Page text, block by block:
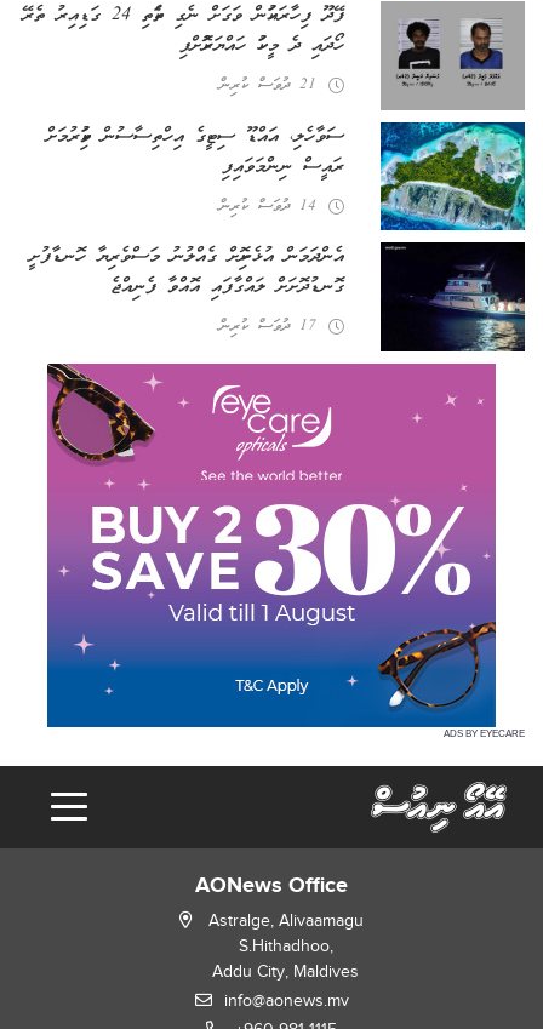
ފޭދޫ ފިހާރައަކުން ވަގަށް ނެގި ތަކެތި 24 ގަޑިއިރު ތެރޭ
ހޯދައި ދެ މީހަކު ހައްޔަރުކޮށްފި
21 ދުވަސް ކުރިން
ސަވާހެލި، އައްޑޫ ސިޓީގެ އިހްތިސާސުން ވަކިކުރުމަށް
ރައީސް ނިންމަވައިފި
14 ދުވަސް ކުރިން
އެންދަމަން އުޅެނިކޮށް ގެއްލުނު މަސްވެރިޔާ ހޮނޑާފުށީ
ގޮނޑުދޮށަށް ލައްގާފައި އޮއްވާ ފެނިއްޖެ
17 ދުވަސް ކުރިން
ADS BY EYECARE
AONews Office
Astralge, Alivaamagu
S.Hithadhoo,
Addu City, Maldives
info@aonews.mv